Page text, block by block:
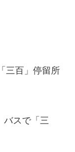
三百」停留所
バスで「三